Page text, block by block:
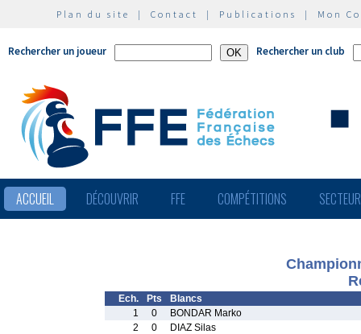
Plan du site | Contact | Publications | Mon
Rechercher un joueur Rechercher un club
ACCUEIL DÉCOUVRIR FFE COMPÉTITIONS
Ech. Pts
Blancs
1
0
BONDAR Marko
2
0
DIAZ Silas